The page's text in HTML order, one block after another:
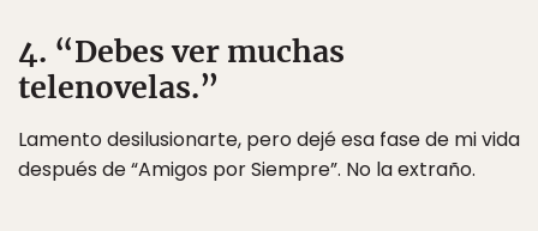
4. “Debes ver muchas
telenovelas.”
Lamento desilusionarte, pero dejé esa fase de mi vida
después de “Amigos por Siempre”. No la extraño.